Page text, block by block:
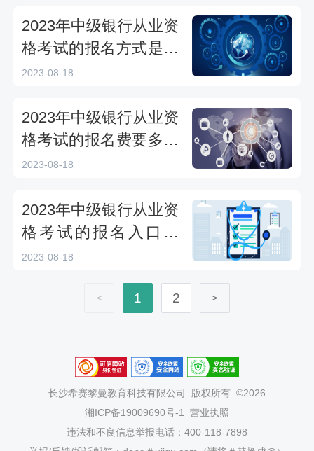
2023年中级银行从业资
格考试的报名方式是怎
样的？
2023-08-18
2023年中级银行从业资
格考试的报名费要多少
钱？
2023-08-18
2023年中级银行从业资
格考试的报名入口在
哪？
2023-08-18
< 1 2 >
长沙希赛黎曼教育科技有限公司
版权所有 ©2026
湘ICP备19009690号-1
营业执照
违法和不良信息举报电话：400-118-7898